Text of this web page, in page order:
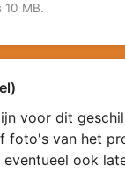
10 MB.
voor dit
foto's van het
ook